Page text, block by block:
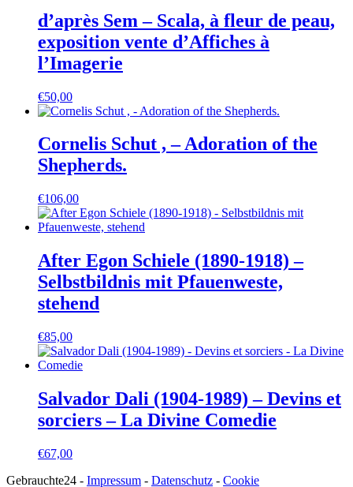
d’après Sem – Scala, à fleur de peau,
exposition vente d’Affiches à
l’Imagerie
€50,00
Cornelis Schut , – Adoration of the
Shepherds.
€106,00
After Egon Schiele (1890-1918) –
Selbstbildnis mit Pfauenweste,
stehend
€85,00
Salvador Dali (1904-1989) – Devins et
sorciers – La Divine Comedie
€67,00
Gebrauchte24 - Impressum - Datenschutz - Cookie